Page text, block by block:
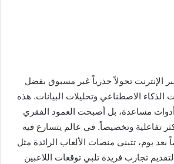
الإنترنت تحولاً جذرياً غير مسبوق بفضل
الذكاء الاصطناعي وتحليلات البيانات. هذه
أدوات مساعدة، بل أصبحت العمود الفقري
تفاعلية وتخصيصاً. في عالم يتسارع فيه
بعد يوم، تتبنى منصات الألعاب الرائدة مثل
تجارب فريدة تلبي توقعات اللاعبين